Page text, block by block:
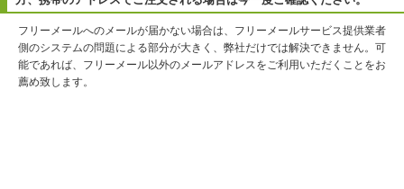
フリーメールへのメールが届かない場合は、フリーメールサービス提供業者
側のシステムの問題による部分が大きく、弊社だけでは解決できません。可
能であれば、フリーメール以外のメールアドレスをご利用いただくことをお
薦め致します。